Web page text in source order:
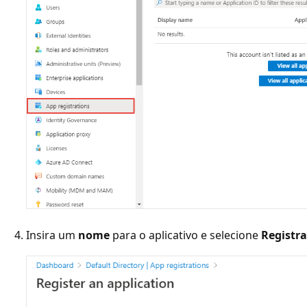
Insira um nome para o aplicativo e selecione